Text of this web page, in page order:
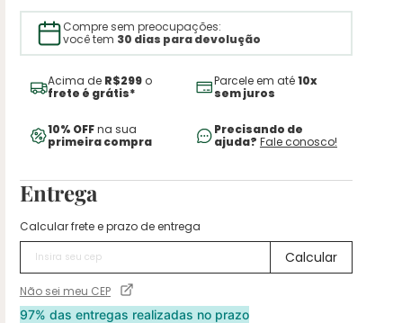
Compre sem preocupações:
você tem 30 dias para devolução
Acima de R$299o
frete é grátis*
Parcele em até10x
sem juros
10% OFFna sua
primeira compra
Precisando de
ajuda? Fale conosco!
Entrega
Calcular frete e prazo de entrega
Não sei meu CEP
97% das entregas realizadas no prazo